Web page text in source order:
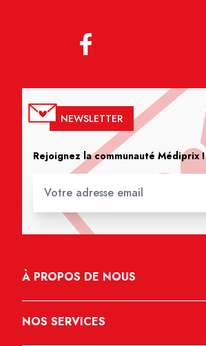
NEWSLETTER
Rejoignez la communauté Médiprix !
À PROPOS DE NOUS
NOS SERVICES